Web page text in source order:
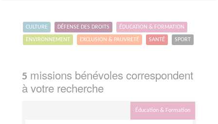
CULTURE DÉFENSE DES DROITS ÉDUCATION & FORMATION
ENVIRONNEMENT EXCLUSION & PAUVRETÉ SANTÉ SPORT
5 missions bénévoles correspondent
à votre recherche
Éducation & Formation